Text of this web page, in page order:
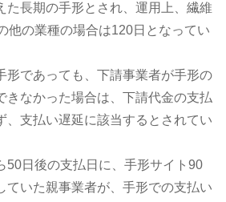
た長期の手形とされ、運用上、繊維
他の業種の場合は120日となってい
形であっても、下請事業者が手形の
きなかった場合は、下請代金の支払
、支払い遅延に該当するとされてい
50日後の支払日に、手形サイト90
ていた親事業者が、手形での支払い